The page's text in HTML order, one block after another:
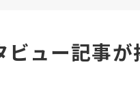
ュー記事